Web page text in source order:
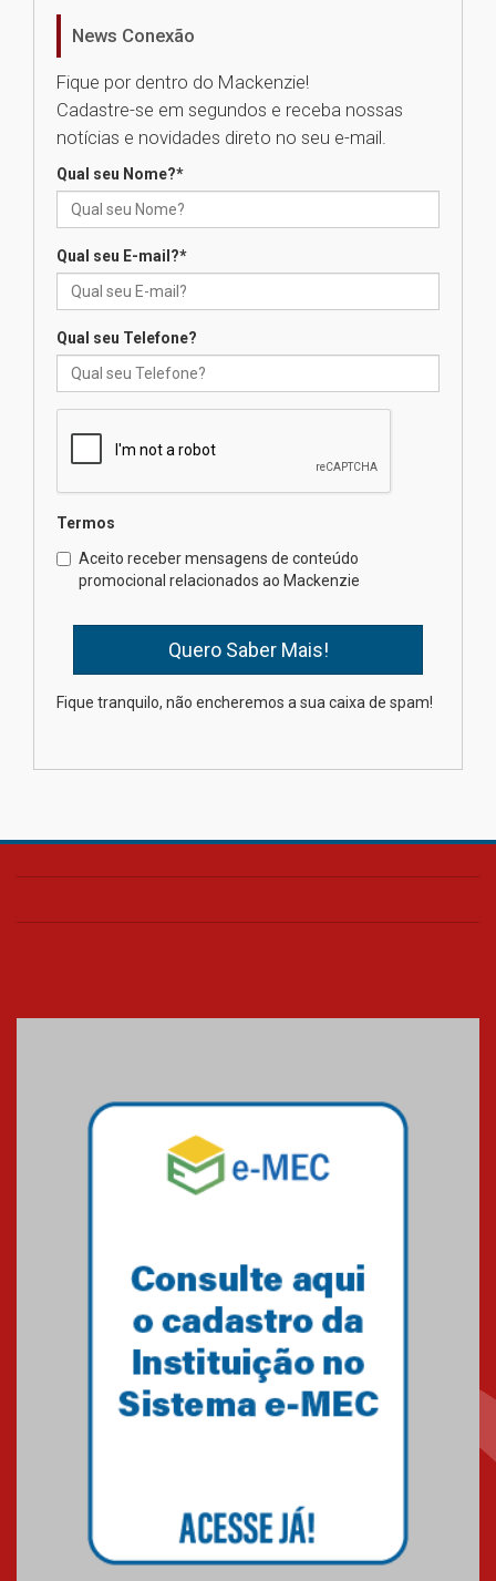
Seminário discute desafios
das novas tecnologias em
calouros do segundo semestre
Brasília prepara seus
mesmo do Ensino Médio
Como os pais podem investir
na educação dos filhos além da
escola
Transformadora reúne
News Conexão
Fique por dentro do Mackenzie!
Cadastre-se em segundos e receba nossas
notícias e novidades direto no seu e-mail.
Qual seu Nome?*
Qual seu E-mail?*
Qual seu Telefone?
Termos
Aceito receber mensagens de conteúdo
promocional relacionados ao Mackenzie
Fique tranquilo, não encheremos a sua caixa de spam!